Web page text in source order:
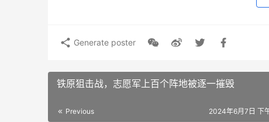
Generate poster
铁原狙击战，志愿军上百个阵地被逐一摧毁
Previous 2024年6月7日 下